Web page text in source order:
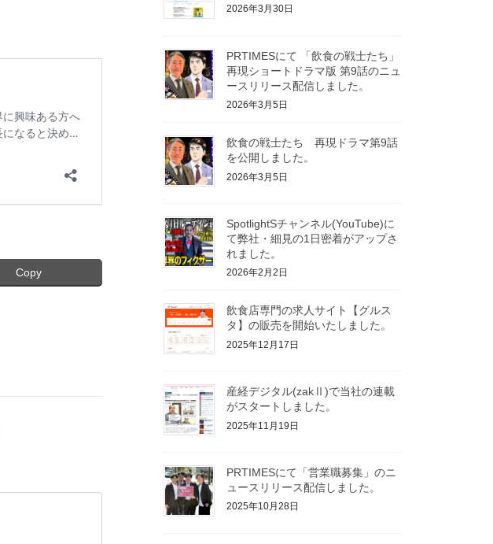
Copy
2026年3月30日
PRTIMESにて 「飲食の戦士たち」
再現ショートドラマ版 第9話のニュ
ースリリース配信しました。
2026年3月5日
飲食の戦士たち 再現ドラマ第9話
を公開しました。
2026年3月5日
SpotlightSチャンネル(YouTube)に
て弊社・細見の1日密着がアップさ
れました。
2026年2月2日
飲食店専門の求人サイト【グルス
タ】の販売を開始いたしました。
2025年12月17日
産経デジタル(zakⅡ)で当社の連載
がスタートしました。
2025年11月19日
PRTIMESにて「営業職募集」のニ
ュースリリース配信しました。
2025年10月28日